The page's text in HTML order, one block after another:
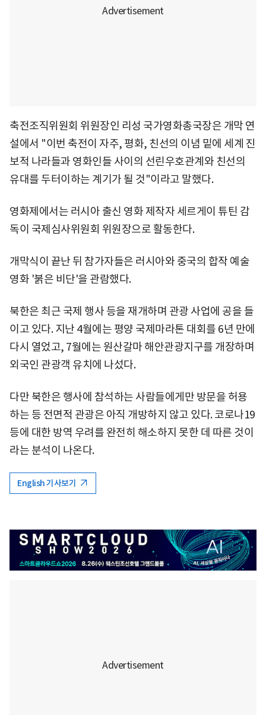
축전조직위원회 위원장인 리성 국가영화총국장은 개막 연
설에서 "이번 축전이 자주, 평화, 친선의 이념 밑에 세계 진
보적 나라들과 영화인들 사이의 선린우호관계와 친선의
유대를 두터이하는 계기가 될 것"이라고 말했다.
영화제에서는 러시아 출신 영화 제작자 세르게이 튜틴 감
독이 국제심사위원회 위원장으로 활동한다.
개막식이 끝난 뒤 참가자들은 러시아와 중국의 합작 예술
영화 '붉은 비단'을 관람했다.
북한은 최근 국제 행사 등을 재개하며 관광 사업에 공을 들
이고 있다. 지난 4월에는 평양 국제마라톤 대회를 6년 만에
다시 열었고, 7월에는 원산갈마 해안관광지구를 개장하며
외국인 관광객 유치에 나섰다.
다만 북한은 행사에 참석하는 사람들에게만 방문을 허용
하는 등 전면적 관광은 아직 개방하지 않고 있다. 코로나19
등에 대한 방역 우려를 완전히 해소하지 못한 데 따른 것이
라는 분석이 나온다.
English 기사보기